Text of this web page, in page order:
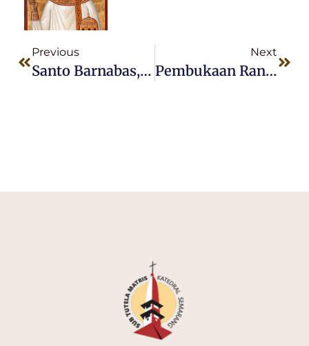
Previous
Santo Barnabas, RASUL
Next
Pembukaan Rangkaian HUT Keuskupan Agung Semarang Ke-85